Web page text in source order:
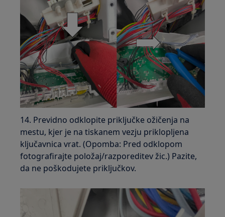
14. Previdno odklopite priključke ožičenja na
mestu, kjer je na tiskanem vezju priklopljena
ključavnica vrat. (Opomba: Pred odklopom
fotografirajte položaj/razporeditev žic.) Pazite,
da ne poškodujete priključkov.